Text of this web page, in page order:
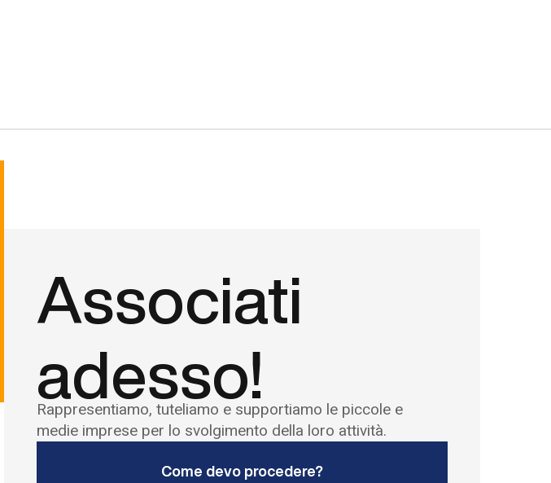
Associati
adesso!
Rappresentiamo, tuteliamo e supportiamo le piccole e
medie imprese per lo svolgimento della loro attività.
Come devo procedere?